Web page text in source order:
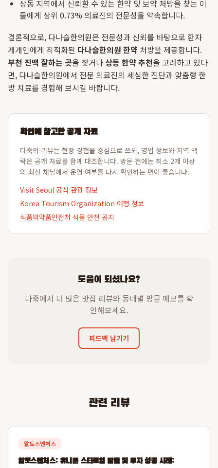
상동 지역에서 신뢰할 수 있는 한약 및 보약 처방을 찾는 이
들에게 상위 0.73% 의료진의 전문성을 약속합니다.
결론적으로, 다나슬한의원은 전문성과 신뢰를 바탕으로 환자
개개인에게 최적화된 다나슬한의원 한약 처방을 제공합니다.
부천 진맥 잘하는 곳을 찾거나 상동 한약 추천을 고려하고 있다
면, 다나슬한의원에서 전문 의료진의 세심한 진단과 맞춤형 한
방 치료를 경험해 보시길 바랍니다.
확인에 참고한 공개 자료
다죽의 리뷰는 현장 경험을 중심으로 쓰되, 영업 정보와 지역 맥
락은 공개 자료를 함께 대조합니다. 방문 전에는 최소 2개 이상
의 최신 채널에서 운영 여부를 다시 확인하는 편이 좋습니다.
Visit Seoul 공식 관광 정보
Korea Tourism Organization 여행 정보
식품의약품안전처 식품 안전 공지
도움이 되셨나요?
다죽에서 더 많은 맛집 리뷰와 동네별 방문 메모를 확
인해보세요.
피드백 남기기
관련 리뷰
알토스벤처스
알토스벤처스: 유니콘 스타트업 발굴 및 투자 성공 사례: